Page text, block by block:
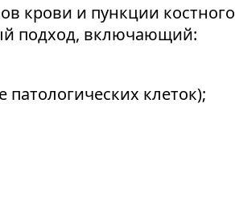
крови и пункции
подход, включающий:
клеток);